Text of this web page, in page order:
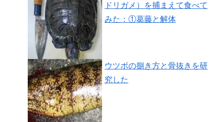
ドリガメ）を捕まえて食べて
みた：①葛藤と解体
ウツボの捌き方と骨抜きを研
究した